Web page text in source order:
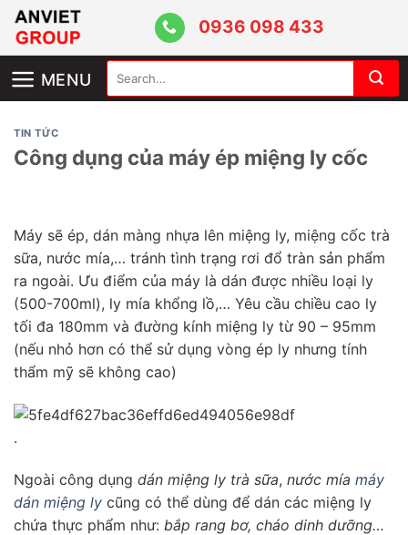
Skip
content
0936 098 433
MENU
for:
TIN TỨC
Công dụng của máy ép miệng ly cốc
Máy sẽ ép, dán màng nhựa lên miệng ly, miệng cốc trà
sữa, nước mía,… tránh tình trạng rơi đổ tràn sản phẩm
ra ngoài. Ưu điểm của máy là dán được nhiều loại ly
(500-700ml), ly mía khổng lồ,… Yêu cầu chiều cao ly
tối đa 180mm và đường kính miệng ly từ 90 – 95mm
(nếu nhỏ hơn có thể sử dụng vòng ép ly nhưng tính
thẩm mỹ sẽ không cao)
.
Ngoài công dụng dán miệng ly trà sữa, nước mía máy
dán miệng ly cũng có thể dùng để dán các miệng ly
chứa thực phẩm như: bắp rang bơ, cháo dinh dưỡng…